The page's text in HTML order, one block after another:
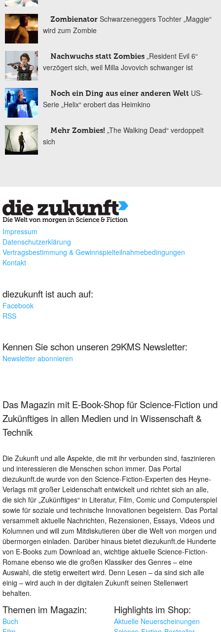
Zombienator Schwarzeneggers Tochter „Maggie“
wird zum Zombie
Nachwuchs statt Zombies „Resident Evil 6“
verzögert sich, weil Milla Jovovich schwanger ist
Noch ein Ding aus einer anderen Welt US-
Serie „Helix“ erobert das Heimkino
Mehr Zombies! „The Walking Dead“ verdoppelt
sich
Impressum
Datenschutzerklärung
Vertragsbestimmung & Gewinnspielteilnahmebedingungen
Kontakt
diezukunft ist auch auf:
Facebook
RSS
Kennen Sie schon unseren 29KMS Newsletter:
Newsletter abonnieren
Das Magazin mit E-Book-Shop für Science-Fiction und
Zukünftiges in allen Medien und in Wissenschaft &
Technik
Die Zukunft und alle Aspekte, die mit ihr verbunden sind, faszinieren
und interessieren die Menschen schon immer. Das Portal
diezukunft.de wurde von den Science-Fiction-Experten des Heyne-
Verlags mit großer Leidenschaft entwickelt und richtet sich an alle,
die sich für „Zukünftiges“ in Literatur, Film, Comic und Computerspiel
sowie für soziale und technische Innovationen begeistern. Das Portal
versammelt aktuelle Nachrichten, Rezensionen, Essays, Videos und
Kolumnen und will zum Mitdiskutieren über die Welt von morgen und
übermorgen einladen. Darüber hinaus bietet diezukunft.de Hunderte
von E-Books zum Download an, wichtige aktuelle Science-Fiction-
Romane ebenso wie die großen Klassiker des Genres – eine
Auswahl, die stetig erweitert wird. Denn Lesen – da sind sich alle
einig – wird auch in der digitalen Zukunft seinen Stellenwert
behalten.
Themen im Magazin:
Buch
Highlights im Shop:
Aktuelle Neuerscheinungen